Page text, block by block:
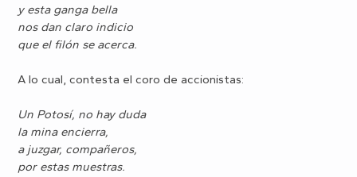
y esta ganga bella
nos dan claro indicio
que el filón se acerca.
A lo cual, contesta el coro de accionistas:
Un Potosí, no hay duda
la mina encierra,
a juzgar, compañeros,
por estas muestras.